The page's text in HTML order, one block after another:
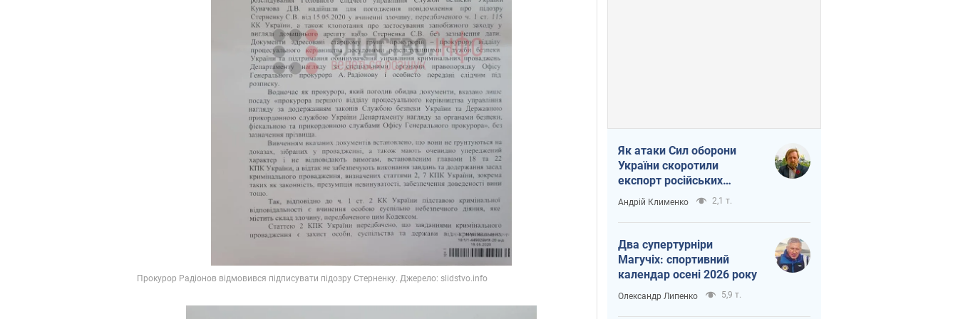
Як атаки Сил оборони
України скоротили
експорт російських
нафтопродуктів
Андрій Клименко 2,1 т.
Два супертурніри
Магучіх: спортивний
календар осені 2026 року
Олександр Липенко 5,9 т.